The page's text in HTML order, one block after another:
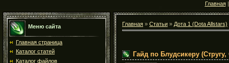
Главная
Меню сайта
Главная страница
Каталог статей
Каталог файлов
Главная » Статьи » Дота 1 (Dota Allstars)
Гайд по Блудсикеру